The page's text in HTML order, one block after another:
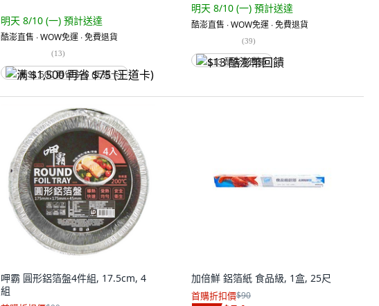
明天 8/10 (一) 預計送達
酷澎直售 ∙ WOW免運 ∙ 免費退貨
(13)
满 $1,500 再省 $75 (王道卡)
明天 8/10 (一) 預計送達
酷澎直售 ∙ WOW免運 ∙ 免費退貨
(39)
$13 酷澎幣回饋
呷霸 圓形鋁箔盤4件組, 17.5cm, 4
組
加倍鮮 鋁箔紙 食品級, 1盒, 25尺
首購折扣價$90